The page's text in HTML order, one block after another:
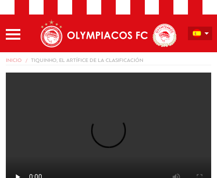
INICIO TIQUINHO, EL ARTÍFICE DE LA CLASIFICACIÓN